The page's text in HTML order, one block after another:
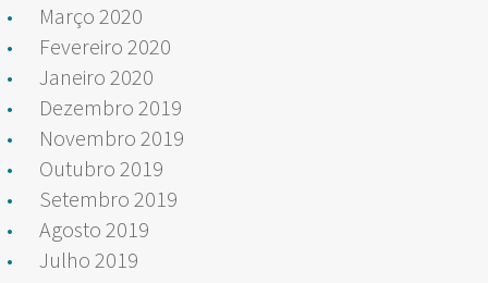
Março 2020
Fevereiro 2020
Janeiro 2020
Dezembro 2019
Novembro 2019
Outubro 2019
Setembro 2019
Agosto 2019
Julho 2019